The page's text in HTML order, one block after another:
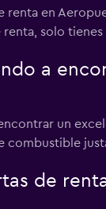
renta en
solo
a
un
combustible
de